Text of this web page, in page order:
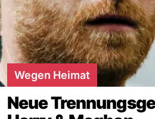
Wegen Heimat
Neue